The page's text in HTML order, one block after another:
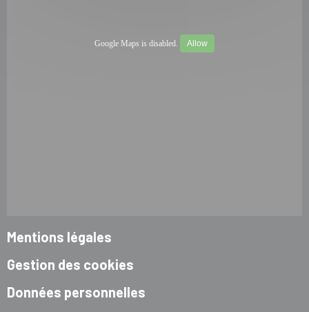
Google Maps is disabled. Allow
Mentions légales
Gestion des cookies
Données personnelles